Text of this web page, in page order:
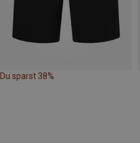
Du sparst 38%